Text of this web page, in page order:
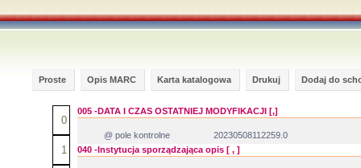
Proste Opis MARC Karta katalogowa Drukuj Dodaj do
0
1
005 -DATA I CZAS OSTATNIEJ MODYFIKACJI [,]
@ pole kontrolne
20230508112259.0
040 -Instytucja sporządzająca opis [ , ]